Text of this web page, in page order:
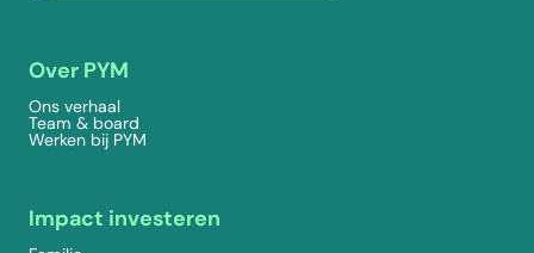
Over PYM
Ons verhaal
Team & board
Werken bij PYM
Impact investeren